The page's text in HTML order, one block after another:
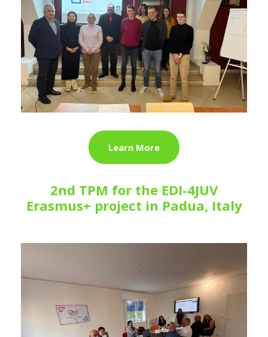
Learn More
2nd TPM for the EDI-4JUV
Erasmus+ project in Padua, Italy